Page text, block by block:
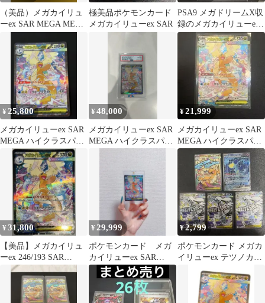
（美品）メガカイリュ
ーex SAR MEGA MEGA
極美品ポケモンカード
メガカイリューex SAR
PSA9 メガドリームX収
録のメガカイリューex
SAR
¥ 25,800
メガカイリューex SAR
MEGA ハイクラスパッ
ク MEGAドリームex …
¥48,000
メガカイリューex SAR
MEGA ハイクラスパッ
¥21,999
メガカイリューex SAR
MEGA ハイクラスパッ
ク MEGAドリームex …
¥31,800
【美品】メガカイリュ
ーex 246/193 SAR
MEGA
¥ 29,999
ポケモンカード メガ
カイリューex SAR
MEGA ハイクラスパッ
ク
¥2,799
ポケモンカード メガカ
イリューex テツノカシ